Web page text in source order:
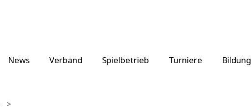
News Verband Spielbetrieb Turniere Bildung
>